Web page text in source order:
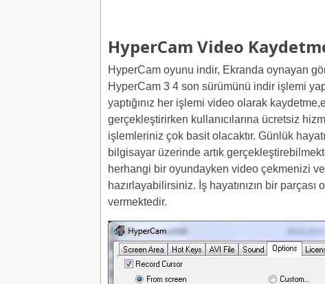
HyperCam Video
HyperCam oyunu indir, Ekranda oynayan
HyperCam 3 4 son sürümünü indir işlemi
yaptığınız her işlemi video olarak
gerçekleştirirken kullanıcılarına ücretsiz
işlemleriniz çok basit olacaktır. Günlük
bilgisayar üzerinde artık
herhangi bir oyundayken video çekmenizi
hazırlayabilirsiniz. İş hayatınızın bir
vermektedir.